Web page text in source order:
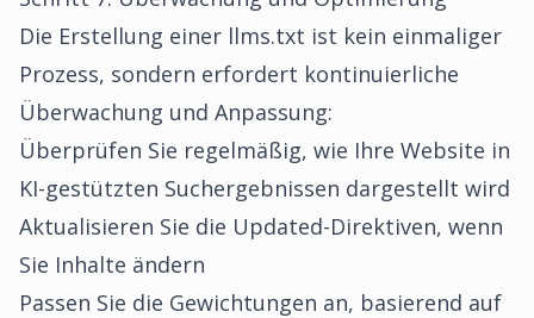
Die Erstellung einer llms.txt ist kein einmaliger
Prozess, sondern erfordert kontinuierliche
Überwachung und Anpassung:
Überprüfen Sie regelmäßig, wie Ihre Website in
KI-gestützten Suchergebnissen dargestellt wird
Aktualisieren Sie die Updated-Direktiven, wenn
Sie Inhalte ändern
Passen Sie die Gewichtungen an, basierend auf